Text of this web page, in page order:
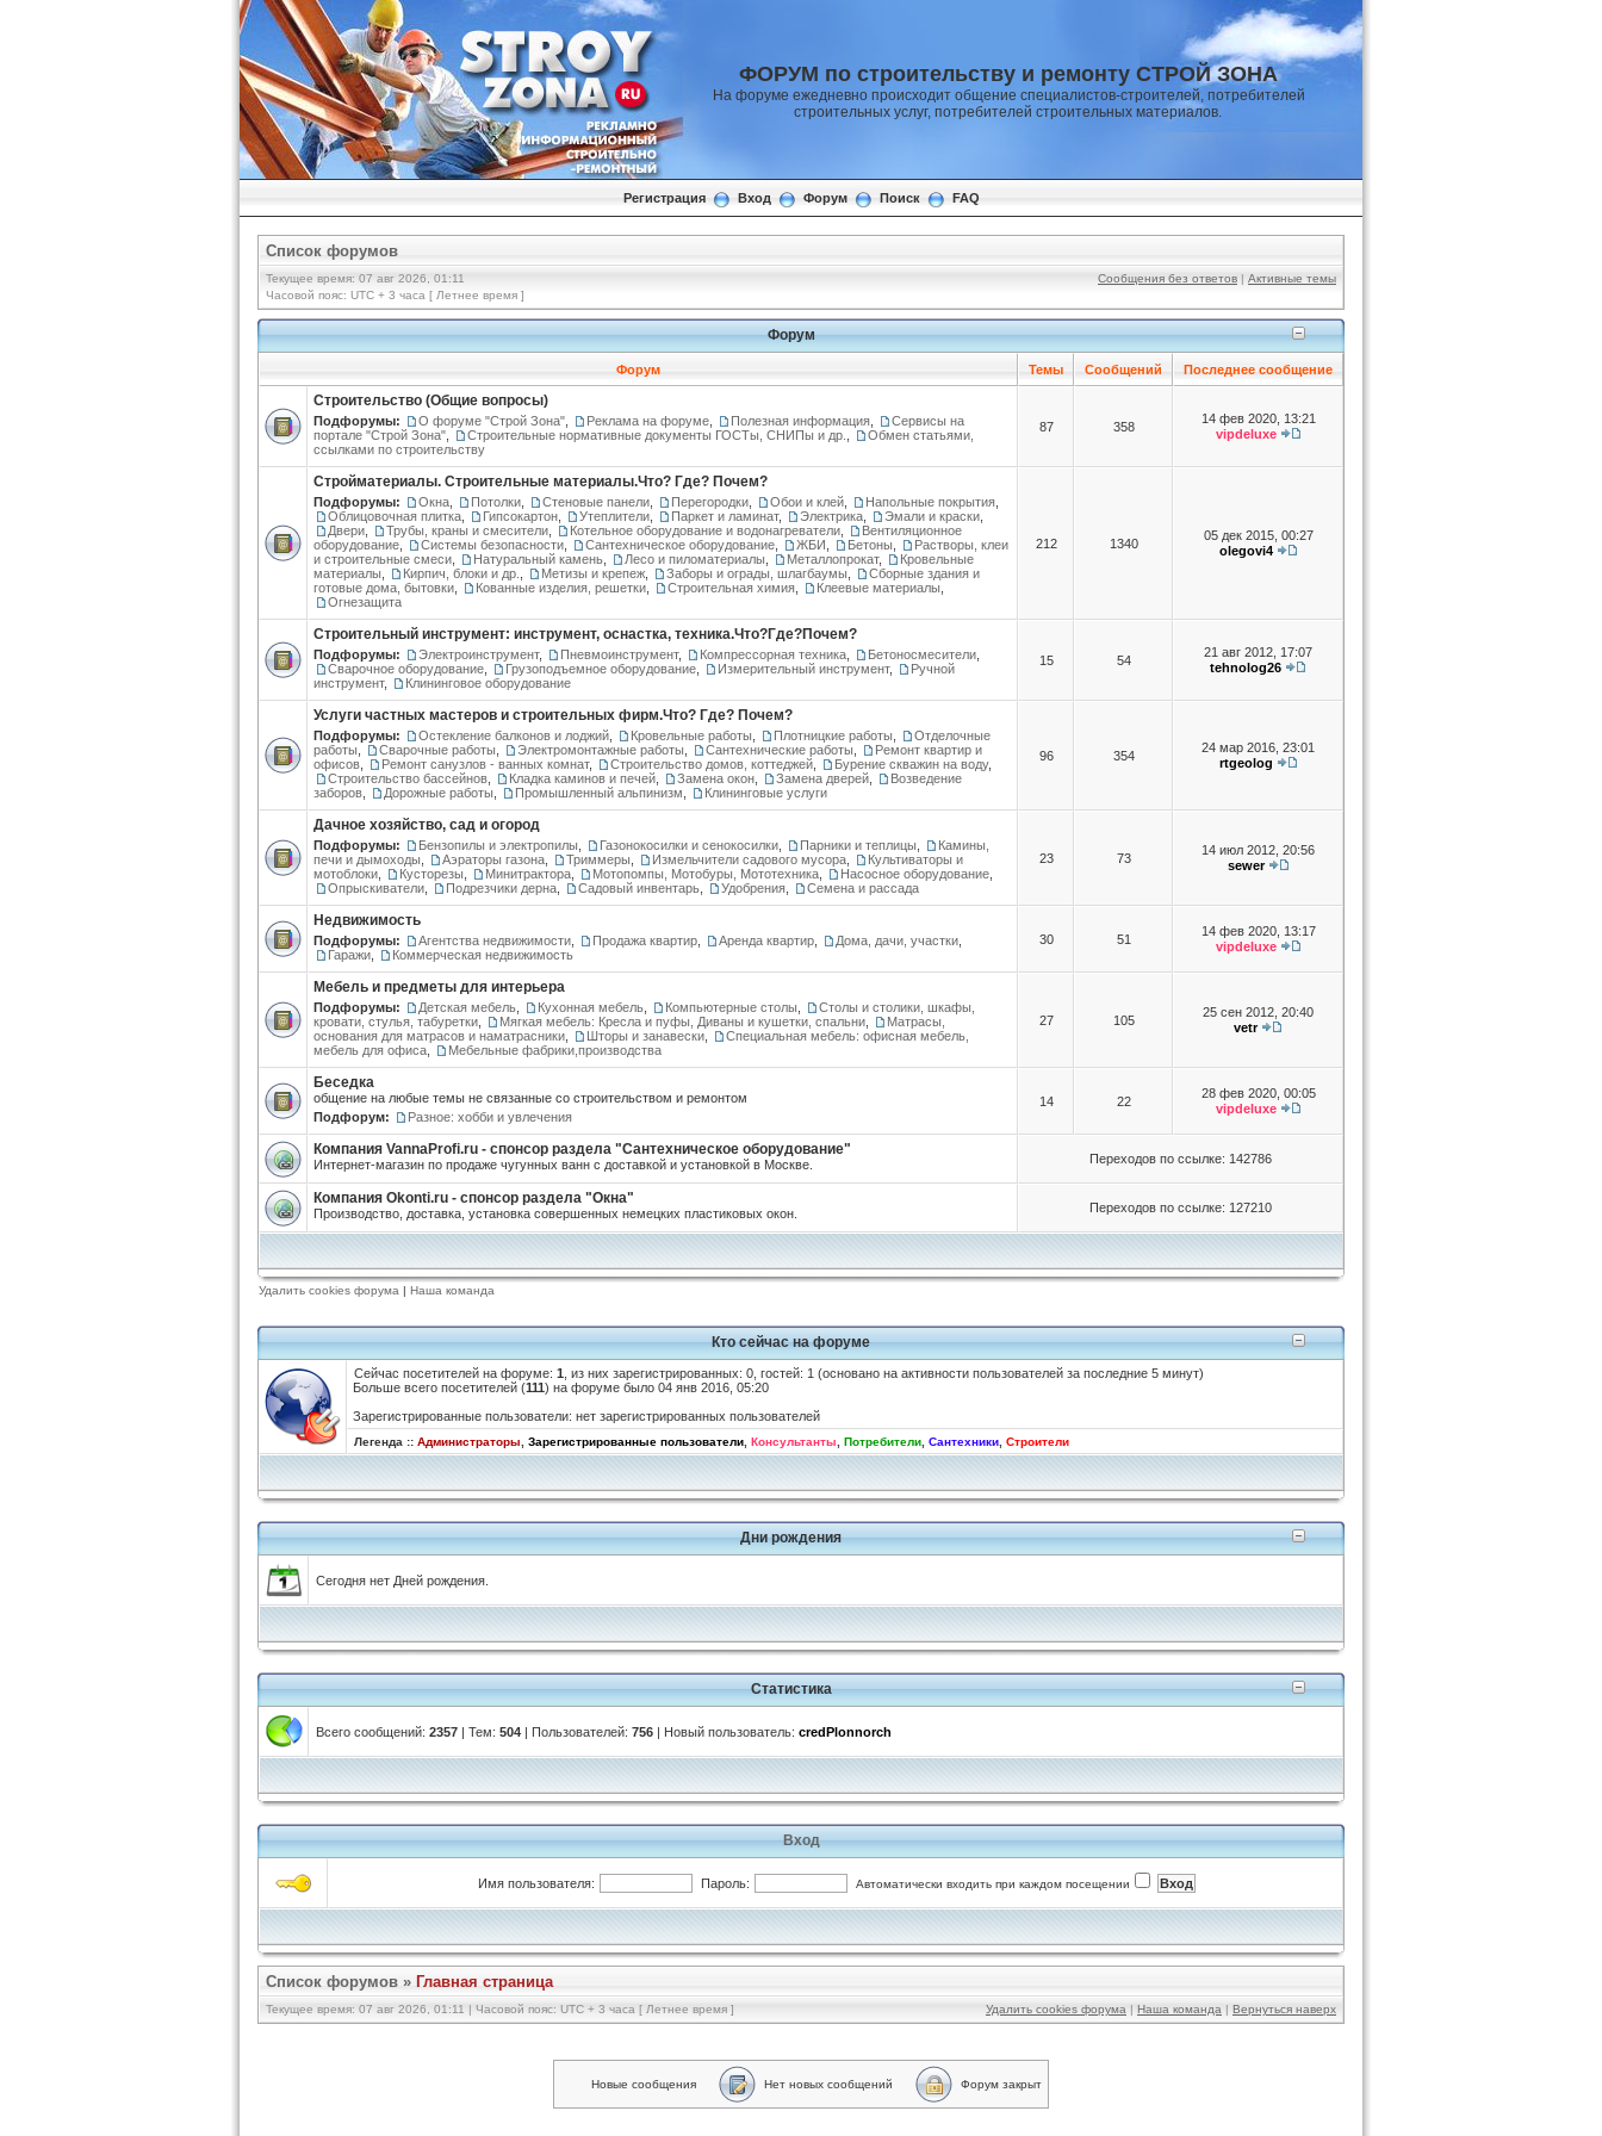
ФОРУМ по строительству и ремонту СТРОЙ ЗОНА
На форуме ежедневно происходит общение специалистов-строителей, потребителей
строительных услуг, потребителей строительных материалов.
Регистрация Вход Форум Поиск FAQ
Список форумов
Текущее время: 07 авг 2026, 01:11
Часовой пояс: UTC + 3 часа [ Летнее время ]
Сообщения без ответов | Активные темы
Форум
Форум Темы Сообщений Последнее сообщение
Строительство (Общие вопросы)
Подфорумы: О форуме "Строй Зона" Реклама на форуме Полезная информация
Сервисы на
портале "Строй Зона"
Строительные нормативные документы ГОСТы, СНИПы и др.
Обмен статьями,
ссылками по строительству
87 358
14 фев 2020, 13:21
vipdeluxe
Стройматериалы. Строительные материалы.Что? Где? Почем?
Подфорумы: Окна Потолки Стеновые панели Перегородки Обои и клей Напольные покрытия
Облицовочная плитка
Гипсокартон Утеплители Паркет и ламинат, Электрика Эмали и краски
Двери
Трубы, краны и смесители Котельное оборудование и водонагреватели
Вентиляционное
оборудование
Системы безопасности Сантехническое оборудование ЖБИ Бетоны
Растворы, клеи
и строительные смеси
Натуральный камень Лесо и пиломатериалы Металлопрокат,
Кровельные
материалы
Кирпич, блоки и др. Метизы и крепеж Заборы и ограды, шлагбаумы
Сборные здания и
готовые дома, бытовки
Кованные изделия, решетки Строительная химия Клеевые материалы
Огнезащита
212 1340
05 дек 2015, 00:27
olegovi4
Строительный инструмент: инструмент, оснастка, техника.Что?Где?Почем?
Подфорумы: Электроинструмент, Пневмоинструмент, Компрессорная техника Бетоносмесители
Сварочное оборудование
Грузоподъемное оборудование Измерительный инструмент,
Ручной
инструмент, Клининговое оборудование
15 54
21 авг 2012, 17:07
tehnolog26
Услуги частных мастеров и строительных фирм.Что? Где? Почем?
Подфорумы: Остекление балконов и лоджий Кровельные работы Плотницкие работы
Отделочные
работы
Сварочные работы Электромонтажные работы Сантехнические работы
Ремонт квартир и
офисов
Ремонт санузлов - ванных комнат, Строительство домов, коттеджей Бурение скважин на воду,
Строительство бассейнов
Кладка каминов и печей Замена окон Замена дверей
Возведение
заборов
Дорожные работы Промышленный альпинизм Клининговые услуги
96 354
24 мар 2016, 23:01
rtgeolog
Дачное хозяйство, сад и огород
Подфорумы: Бензопилы и электропилы Газонокосилки и сенокосилки Парники и теплицы
Камины,
печи и дымоходы
Аэраторы газона Триммеры Измельчители садового мусора
Культиваторы и
мотоблоки
Кусторезы Минитрактора Мотопомпы, Мотобуры, Мототехника Насосное оборудование
Опрыскиватели
Подрезчики дерна Садовый инвентарь Удобрения Семена и рассада
23 73
14 июл 2012, 20:56
sewer
Недвижимость
Подфорумы: Агентства недвижимости Продажа квартир Аренда квартир Дома, дачи, участки
Гаражи
Коммерческая недвижимость
30 51
14 фев 2020, 13:17
vipdeluxe
Мебель и предметы для интерьера
Подфорумы: Детская мебель Кухонная мебель Компьютерные столы
Столы и столики, шкафы,
кровати, стулья, табуретки
Мягкая мебель: Кресла и пуфы, Диваны и кушетки, спальни
Матрасы,
основания для матрасов и наматрасники
Шторы и занавески
Специальная мебель: офисная мебель,
мебель для офиса
Мебельные фабрики,производства
27 105
25 сен 2012, 20:40
vetr
Беседка
общение на любые темы не связанные со строительством и ремонтом
Подфорум:
Разное: хобби и увлечения
14 22
28 фев 2020, 00:05
vipdeluxe
Компания VannaProfi.ru - спонсор раздела "Сантехническое оборудование"
Интернет-магазин по продаже чугунных ванн с доставкой и установкой в Москве. Переходов по ссылке: 142786
Компания Okonti.ru - спонсор раздела "Окна"
Производство, доставка, установка совершенных немецких пластиковых окон. Переходов по ссылке: 127210
Удалить cookies форума | Наша команда
Кто сейчас на форуме
Сейчас посетителей на форуме: 1 , из них зарегистрированных: 0, гостей: 1 (основано на активности пользователей за последние 5 минут)
Больше всего посетителей (111) на форуме было 04 янв 2016, 05:20
Зарегистрированные пользователи: нет зарегистрированных пользователей
Легенда :: Администраторы Зарегистрированные пользователи Консультанты Потребители Сантехники Строители
Дни рождения
Сегодня нет Дней рождения.
Статистика
Всего сообщений: 2357 | Тем: 504 | Пользователей: 756 | Новый пользователь: credPlonnorch
Вход
Имя пользователя: Пароль: Автоматически входить при каждом посещении
Список форумов » Главная страница
Текущее время: 07 авг 2026, 01:11 | Часовой пояс: UTC + 3 часа [ Летнее время ] Удалить cookies форума | Наша команда | Вернуться наверх
Новые сообщения Нет новых сообщений Форум закрыт